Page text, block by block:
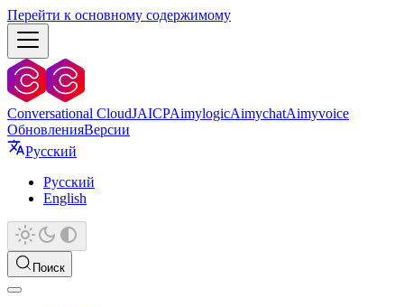
Перейти к основному содержимому
Conversational CloudJAICPAimylogicAimychatAimyvoice
ОбновленияВерсии
Русский
Русский
English
Поиск